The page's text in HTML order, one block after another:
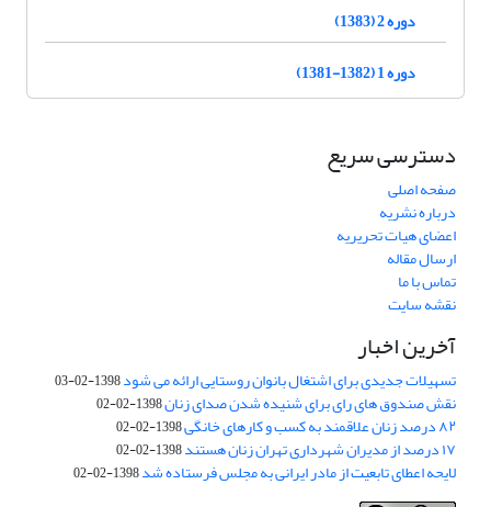
دوره 2 (1383)
دوره 1 (1382-1381)
دسترسی سریع
صفحه اصلی
درباره نشریه
اعضای هیات تحریریه
ارسال مقاله
تماس با ما
نقشه سایت
آخرین اخبار
تسهیلات جدیدی برای اشتغال بانوان روستایی ارائه می شود1398-02-03
نقش صندوق های رای برای شنیده شدن صدای زنان1398-02-02
۸۲ درصد زنان علاقمند به کسب و کارهای خانگی 1398-02-02
۱۷ درصد از مدیران شهرداری تهران زنان هستند 1398-02-02
لایحه اعطای تابعیت از مادر ایرانی به مجلس فرستاده شد1398-02-02